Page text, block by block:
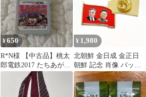
¥650
R*N様 【中古品】桃太
郎電鉄2017 たちあがれ
日本!! 3DSソフト
¥ 1,980
北朝鮮 金日成 金正日
朝鮮 記念 肖像 バッジ
ピン バッチ